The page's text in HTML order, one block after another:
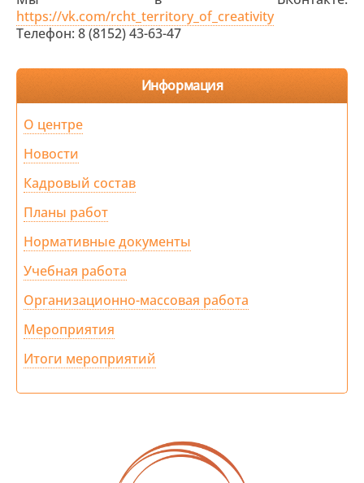
https://vk.com/rcht_territory_of_creativity
Телефон: 8 (8152) 43-63-47
Информация
О центре
Новости
Кадровый состав
Планы работ
Нормативные документы
Учебная работа
Организационно-массовая работа
Мероприятия
Итоги мероприятий